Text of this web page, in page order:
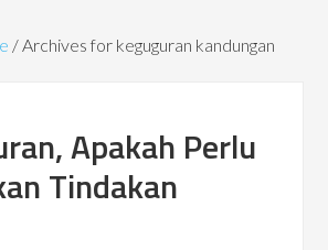
/Archives for keguguran kandungan
Apakah Perlu
Tindakan